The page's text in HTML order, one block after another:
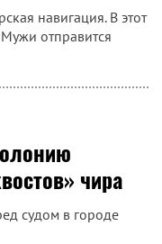
навигация. В этот
отправится
чира
судом в городе